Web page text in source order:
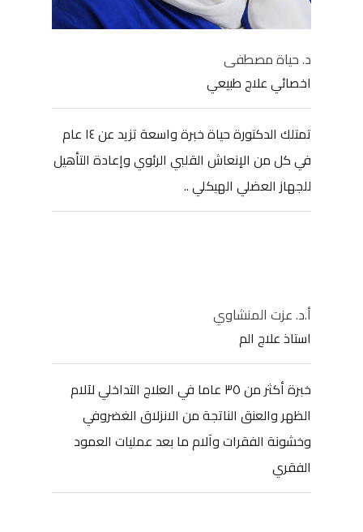
د. حياة مصطفى
اخصائي علاج طبيعي
تمتلك الدكتورة حياة خبرة واسعة تزيد عن ١٤ عام
في كل من الإنعاش القلبي الرئوي وإعادة التأهيل
للجهاز العضلي الهيكلي ..
أ.د. عزت المنشاوي
استاذ علاج الم
خبرة أكثر من ٣٥ عاما في العلاج التداخلي لآلام
الظهر والعنق الناتجة من الانزلاق الغضروفي
وخشونة الفقرات وآلام ما بعد عمليات العمود
الفقري